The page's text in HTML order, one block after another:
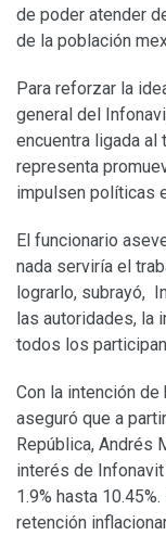
de poder atender
de la población
Para reforzar la
general del
encuentra ligada
representa
impulsen políticas
El funcionario
nada serviría el
lograrlo, subrayó,
las autoridades, la
todos los
Con la intención
aseguró que a
República, Andrés
interés de
1.9% hasta
retención